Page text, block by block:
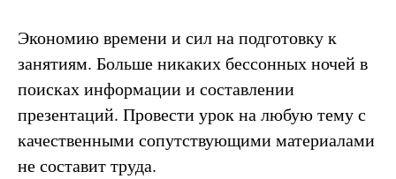
Экономию времени и сил на подготовку к
занятиям. Больше никаких бессонных ночей в
поисках информации и составлении
презентаций. Провести урок на любую тему с
качественными сопутствующими материалами
не составит труда.